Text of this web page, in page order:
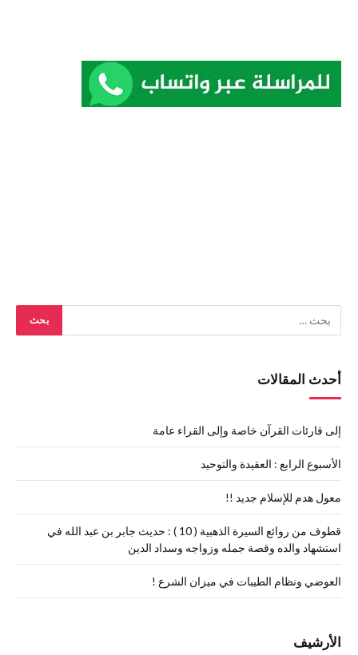
أحدث المقالات
إلى قارئات القرآن خاصة وإلى القراء عامة
الأسبوع الرابع : العقيدة والتوحيد
معول هدم للإسلام جديد !!
قطوف من روائع السيرة الذهبية ( 10 ) : حديث جابر بن عبد الله في
استشهاد والده وقصة جمله وزواجه وسداد الدين
العوضي ونظام الطيبات في ميزان الشرع !
الأرشيف